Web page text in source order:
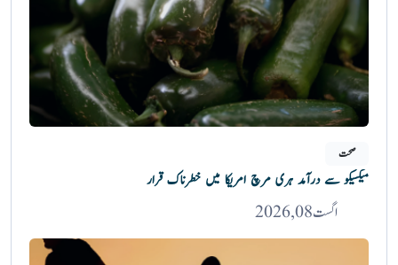
صحت
میکسیکو سے درآمد ہری مرچ امریکا میں خطرناک قرار
اگست 08, 2026